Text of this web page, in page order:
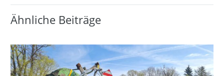
Ähnliche Beiträge